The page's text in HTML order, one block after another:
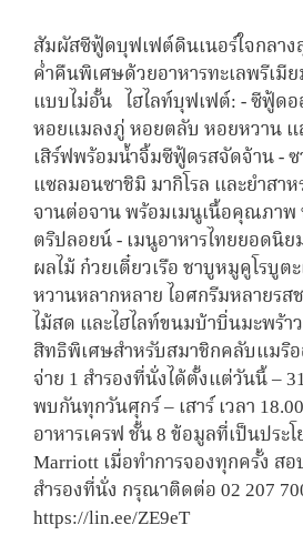
สัมผัสซีฟู้ดบุฟเฟต์ดินเนอร์ใจกลาง
ค่ำคืนพิเศษด้วยอาหารทะเลพรีเมี
แบบไม่อั้น ไฮไลท์บุฟเฟต์: - ซีฟู้ดอ
หอยแมลงภู่ หอยตลับ หอยหวาน แ
เสิร์ฟพร้อมน้ำจิ้มซีฟู้ดรสจัดจ้าน -
แซลมอนซาชิมิ มากิโรล และยำสา
จานต่อจาน พร้อมเมนูเนื้อคุณภา
ตริปลอยน์ - เมนูอาหารไทยยอดนิย
ผลไม้ ก๋วยเตี๋ยวเรือ ชาบูหมูคูโรบูต
หวานหลากหลาย ไอศกรีมหลายรส
ไม้สด และไฮไลท์ขนมบ้าบิ่นมะพร้
สิทธิพิเศษสำหรับสมาชิกคลับแมริอ
จ่าย 1 สำรองที่นั่งได้ตั้งแต่วันนี้ –
พบกันทุกวันศุกร์ – เสาร์ เวลา
อาหารเครฟ ชั้น 8 ข้อมูลที่เป็นประ
Marriott เมื่อทำการจองทุกครั้ง ส
สำรองที่นั่ง กรุณาติดต่อ 02 207
https://lin.ee/ZE9eT